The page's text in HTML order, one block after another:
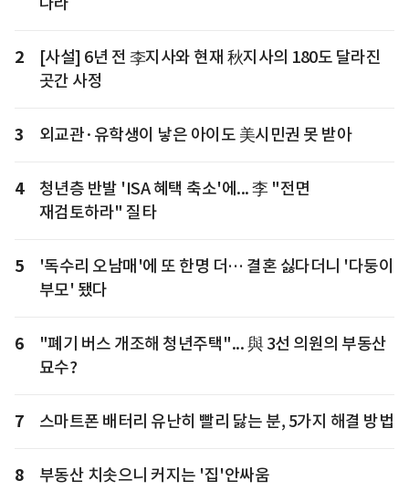
2
[사설] 6년 전 李지사와 현재 秋지사의 180도 달라진
곳간 사정
3 외교관·유학생이 낳은 아이도 美시민권 못 받아
4
청년층 반발 'ISA 혜택 축소'에... 李 "전면
재검토하라" 질타
5
'독수리 오남매'에 또 한명 더… 결혼 싫다더니 '다둥이
부모' 됐다
6
"폐기 버스 개조해 청년주택"... 與 3선 의원의 부동산
묘수?
7 스마트폰 배터리 유난히 빨리 닳는 분, 5가지 해결 방법
8 부동산 치솟으니 커지는 '집'안싸움